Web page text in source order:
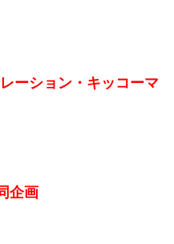
ーション・キッコーマ
企画